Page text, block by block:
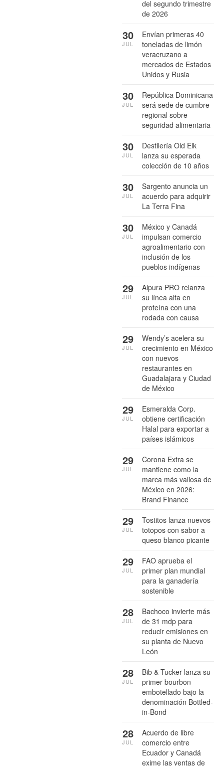
del segundo trimestre
de 2026
Envían primeras 40
toneladas de limón
veracruzano a
mercados de Estados
Unidos y Rusia
30
JUL
República Dominicana
será sede de cumbre
regional sobre
seguridad alimentaria
30
JUL
Destilería Old Elk
lanza su esperada
colección de 10 años
30
JUL
Sargento anuncia un
acuerdo para adquirir
La Terra Fina
30
JUL
México y Canadá
impulsan comercio
agroalimentario con
inclusión de los
pueblos indígenas
30
JUL
Alpura PRO relanza
su línea alta en
proteína con una
rodada con causa
29
JUL
Wendy’s acelera su
crecimiento en México
con nuevos
restaurantes en
Guadalajara y Ciudad
de México
29
JUL
Esmeralda Corp.
obtiene certificación
Halal para exportar a
países islámicos
29
JUL
Corona Extra se
mantiene como la
marca más valiosa de
México en 2026:
Brand Finance
29
JUL
Tostitos lanza nuevos
totopos con sabor a
queso blanco picante
29
JUL
FAO aprueba el
primer plan mundial
para la ganadería
sostenible
29
JUL
Bachoco invierte más
de 31 mdp para
reducir emisiones en
su planta de Nuevo
León
28
JUL
Bib & Tucker lanza su
primer bourbon
embotellado bajo la
denominación Bottled-
in-Bond
28
JUL
Acuerdo de libre
comercio entre
Ecuador y Canadá
exime las ventas de
28
JUL